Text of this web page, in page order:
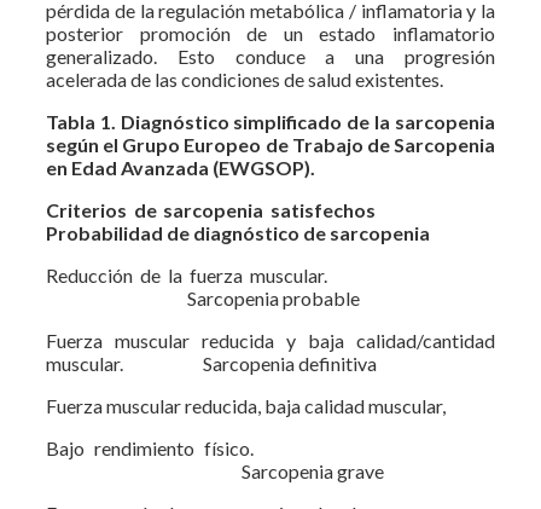
pérdida de la regulación metabólica / inflamatoria y la
posterior promoción de un estado inflamatorio
generalizado. Esto conduce a una progresión
acelerada de las condiciones de salud existentes.
Tabla 1. Diagnóstico simplificado de la sarcopenia
según el Grupo Europeo de Trabajo de Sarcopenia
en Edad Avanzada (EWGSOP).
Criterios de sarcopenia satisfechos
Probabilidad de diagnóstico de sarcopenia
Reducción de la fuerza muscular.
Sarcopenia probable
Fuerza muscular reducida y baja calidad/cantidad
muscular. Sarcopenia definitiva
Fuerza muscular reducida, baja calidad muscular,
Bajo rendimiento físico.
Sarcopenia grave